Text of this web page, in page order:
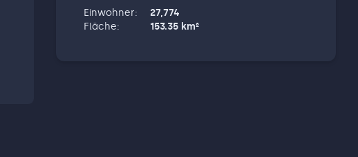
Einwohner:
27,774
Fläche: 153.35 km²